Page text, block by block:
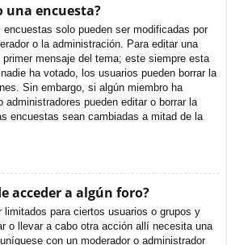
una encuesta?
solo pueden ser modificadas por
o la administración. Para editar una
mensaje del tema; este siempre esta
ha votado, los usuarios pueden borrar la
Sin embargo, si algún miembro ha
administradores pueden editar o borrar la
encuestas sean cambiadas a mitad de la
acceder a algún foro?
limitados para ciertos usuarios o grupos y
o llevar a cabo otra acción allí necesita una
con un moderador o administrador